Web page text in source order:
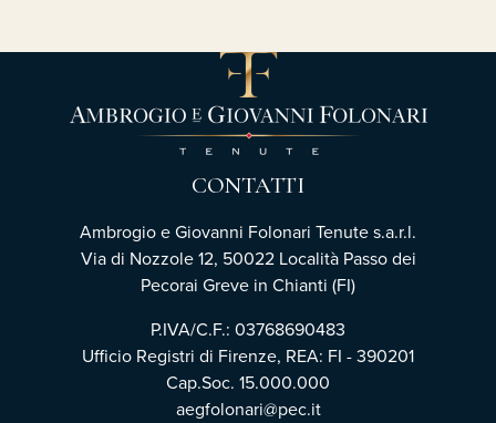
CONTATTI
Ambrogio e Giovanni Folonari Tenute s.a.r.l.
Via di Nozzole 12, 50022 Località Passo dei
Pecorai Greve in Chianti (FI)
P.IVA/C.F.: 03768690483
Ufficio Registri di Firenze, REA: FI - 390201
Cap.Soc. 15.000.000
aegfolonari@pec.it